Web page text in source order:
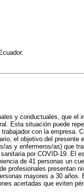
y conductuales, que el
Esta situación puede
con la empresa.
el objetivo del presente
as y enfermeros/as) que
por COVID-19. El
de 41 personas un
profesionales presentan
mayores a 30 años.
acertadas que eviten